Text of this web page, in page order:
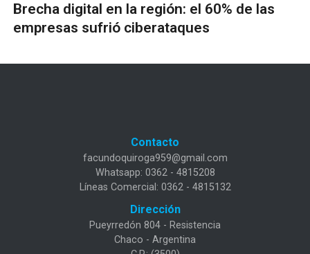
Brecha digital en la región: el 60% de las
empresas sufrió ciberataques
Contacto
facundoquiroga959@gmail.com
Whatsapp: 0362 - 4815208
Líneas Comercial: 0362 - 4815132
Dirección
Pueyrredón 804 - Resistencia
Chaco - Argentina